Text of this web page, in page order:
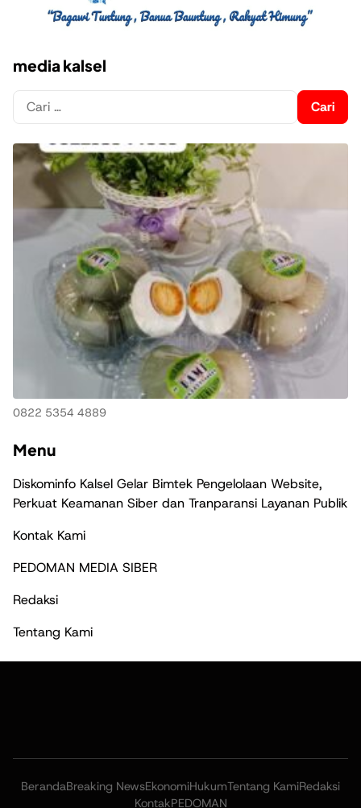
media kalsel
Cari
untuk:
0822 5354 4889
Menu
Diskominfo Kalsel Gelar Bimtek Pengelolaan Website,
Perkuat Keamanan Siber dan Tranparansi Layanan Publik
Kontak Kami
PEDOMAN MEDIA SIBER
Redaksi
Tentang Kami
BerandaBreaking NewsEkonomiHukumTentang KamiRedaksi
KontakPEDOMAN